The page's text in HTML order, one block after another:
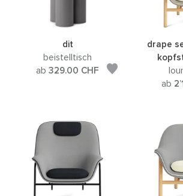
dit
beistelltisch
ab 329.00 CHF
drape
ab